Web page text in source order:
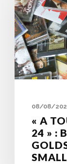
0
08/08/
« A
24 » :
SMALL